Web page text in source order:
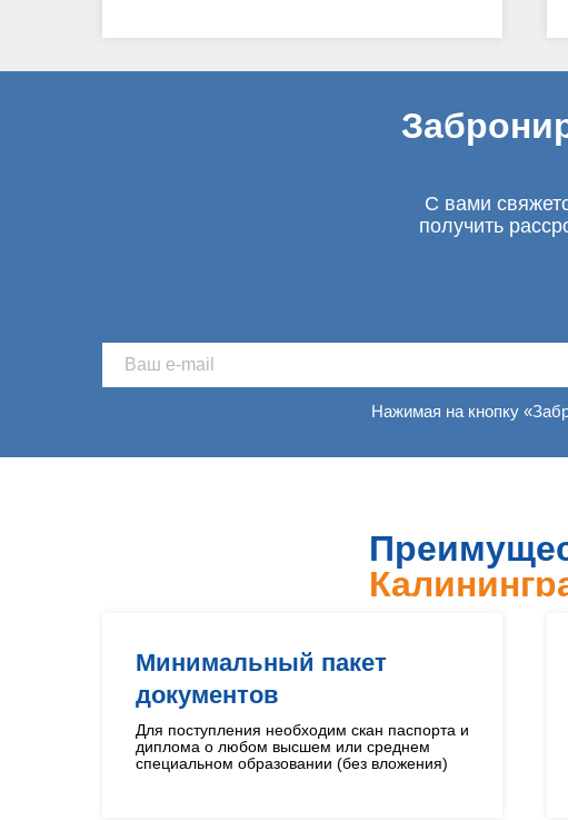
С вами
получить
Нажимая на кнопку
Минимальный пакет
документов
Для поступления необходим скан паспорта и
диплома о любом высшем или среднем
специальном образовании (без вложения)